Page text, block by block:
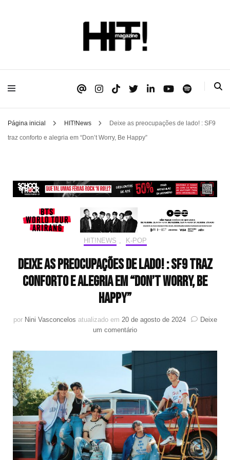
HIT!Magazine
Página inicial HIT!News
Deixe as preocupações de lado! : SF9
traz conforto e alegria em “Don’t Worry, Be Happy”
HIT!NEWS K-POP
Deixe as preocupações de lado! : SF9 traz
conforto e alegria em “Don’t Worry, Be
Happy”
por Nini Vasconcelos atualizado em 20 de agosto de 2024
Deixe
um comentárioem
as
preocupações
SF9
traz
conforto
e
alegria
em